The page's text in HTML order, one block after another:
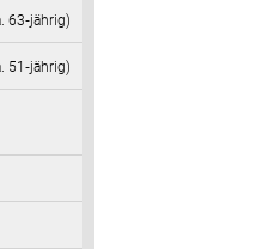
63‑jährig)
51‑jährig)